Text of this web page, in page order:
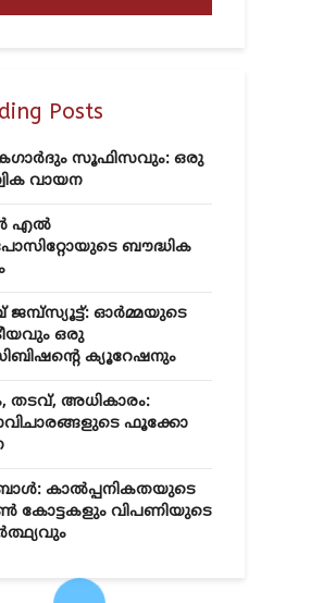
Posts
സൂഫിസവും: ഒരു
വായന
എൽ
ബൗദ്ധിക
ജമ്പ്സ്യൂട്ട്: ഓർമ്മയുടെ
ഒരു
ക്യൂറേഷനും
തടവ്, അധികാരം:
ഫൂക്കോ
കാൽപ്പനികതയുടെ
കോട്ടകളും വിപണിയുടെ